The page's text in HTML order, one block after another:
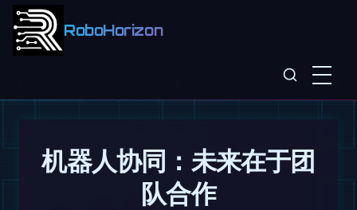
RoboHorizon
机器人协同：未来在于团
队合作